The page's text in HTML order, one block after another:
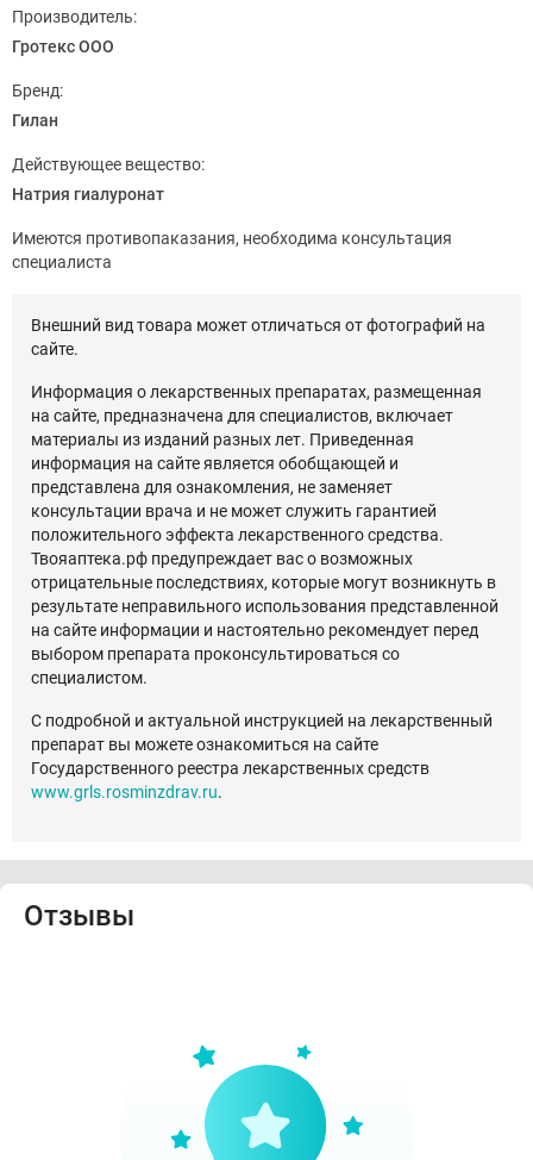
Производитель:
Гротекс ООО
Бренд:
Гилан
Действующее вещество:
Натрия гиалуронат
Имеются противопаказания, необходима консультация
специалиста
Внешний вид товара может отличаться от фотографий на
сайте.
Информация о лекарственных препаратах, размещенная
на сайте, предназначена для специалистов, включает
материалы из изданий разных лет. Приведенная
информация на сайте является обобщающей и
представлена для ознакомления, не заменяет
консультации врача и не может служить гарантией
положительного эффекта лекарственного средства.
Твояаптека.рф предупреждает вас о возможных
отрицательные последствиях, которые могут возникнуть в
результате неправильного использования представленной
на сайте информации и настоятельно рекомендует перед
выбором препарата проконсультироваться со
специалистом.
С подробной и актуальной инструкцией на лекарственный
препарат вы можете ознакомиться на сайте
Государственного реестра лекарственных средств
www.grls.rosminzdrav.ru.
Отзывы